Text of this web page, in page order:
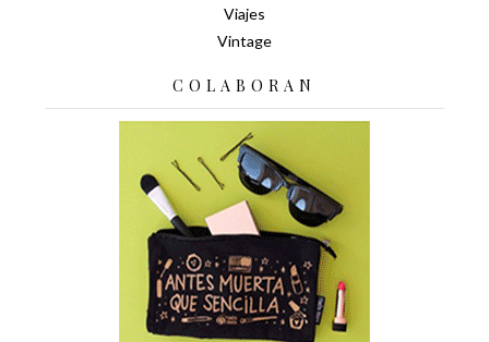
Viajes
Vintage
COLABORAN